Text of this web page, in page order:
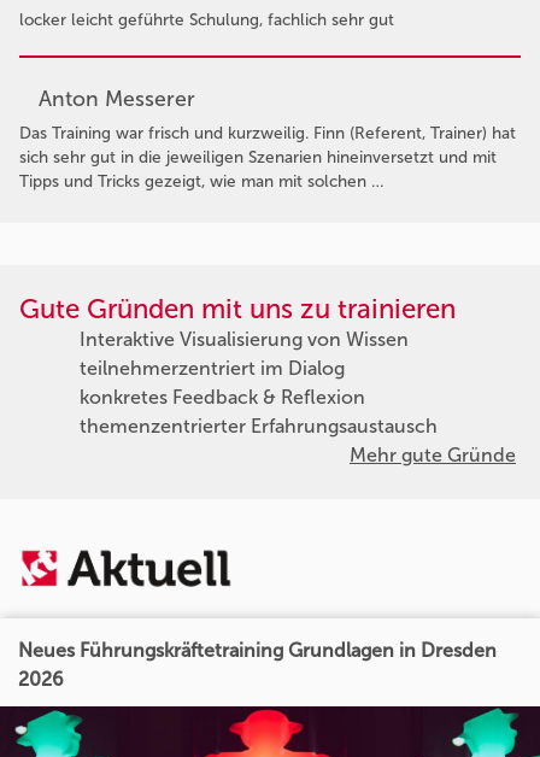
locker leicht geführte Schulung, fachlich sehr gut
Anton Messerer
Das Training war frisch und kurzweilig. Finn (Referent, Trainer) hat
sich sehr gut in die jeweiligen Szenarien hineinversetzt und mit
Tipps und Tricks gezeigt, wie man mit solchen …
Gute Gründen mit uns zu trainieren
Interaktive Visualisierung von Wissen
teilnehmerzentriert im Dialog
konkretes Feedback & Reflexion
themenzentrierter Erfahrungsaustausch
Mehr gute Gründe
Neues Führungskräftetraining Grundlagen in Dresden
2026